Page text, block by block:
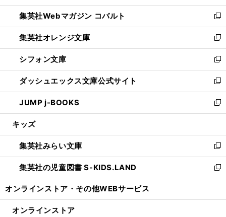
開
く
ウ
で
開
く
ン
ド
ウ
で
開
く
ウ
ィ
ン
ド
ウ
で
開
く
集英社Webマガジン コバルト
新
し
い
ウ
ィ
ン
ド
ウ
で
開
集英社オレンジ文庫
新
し
い
ウ
ィ
ン
ド
ウ
開
く
シフォン文庫
新
し
い
ウ
ィ
ン
ウ
で
開
く
ダッシュエックス文庫公式サイト
新
し
い
ウ
ン
ド
ウ
で
JUMP j-BOOKS
新
し
ウ
ィ
ン
ド
開
キッズ
集英社みらい文庫
新
し
い
ン
集英社の児童図書 S-KIDS.LAND
新
ウ
オンラインストア・ その他WEBサービス
オンラインストア